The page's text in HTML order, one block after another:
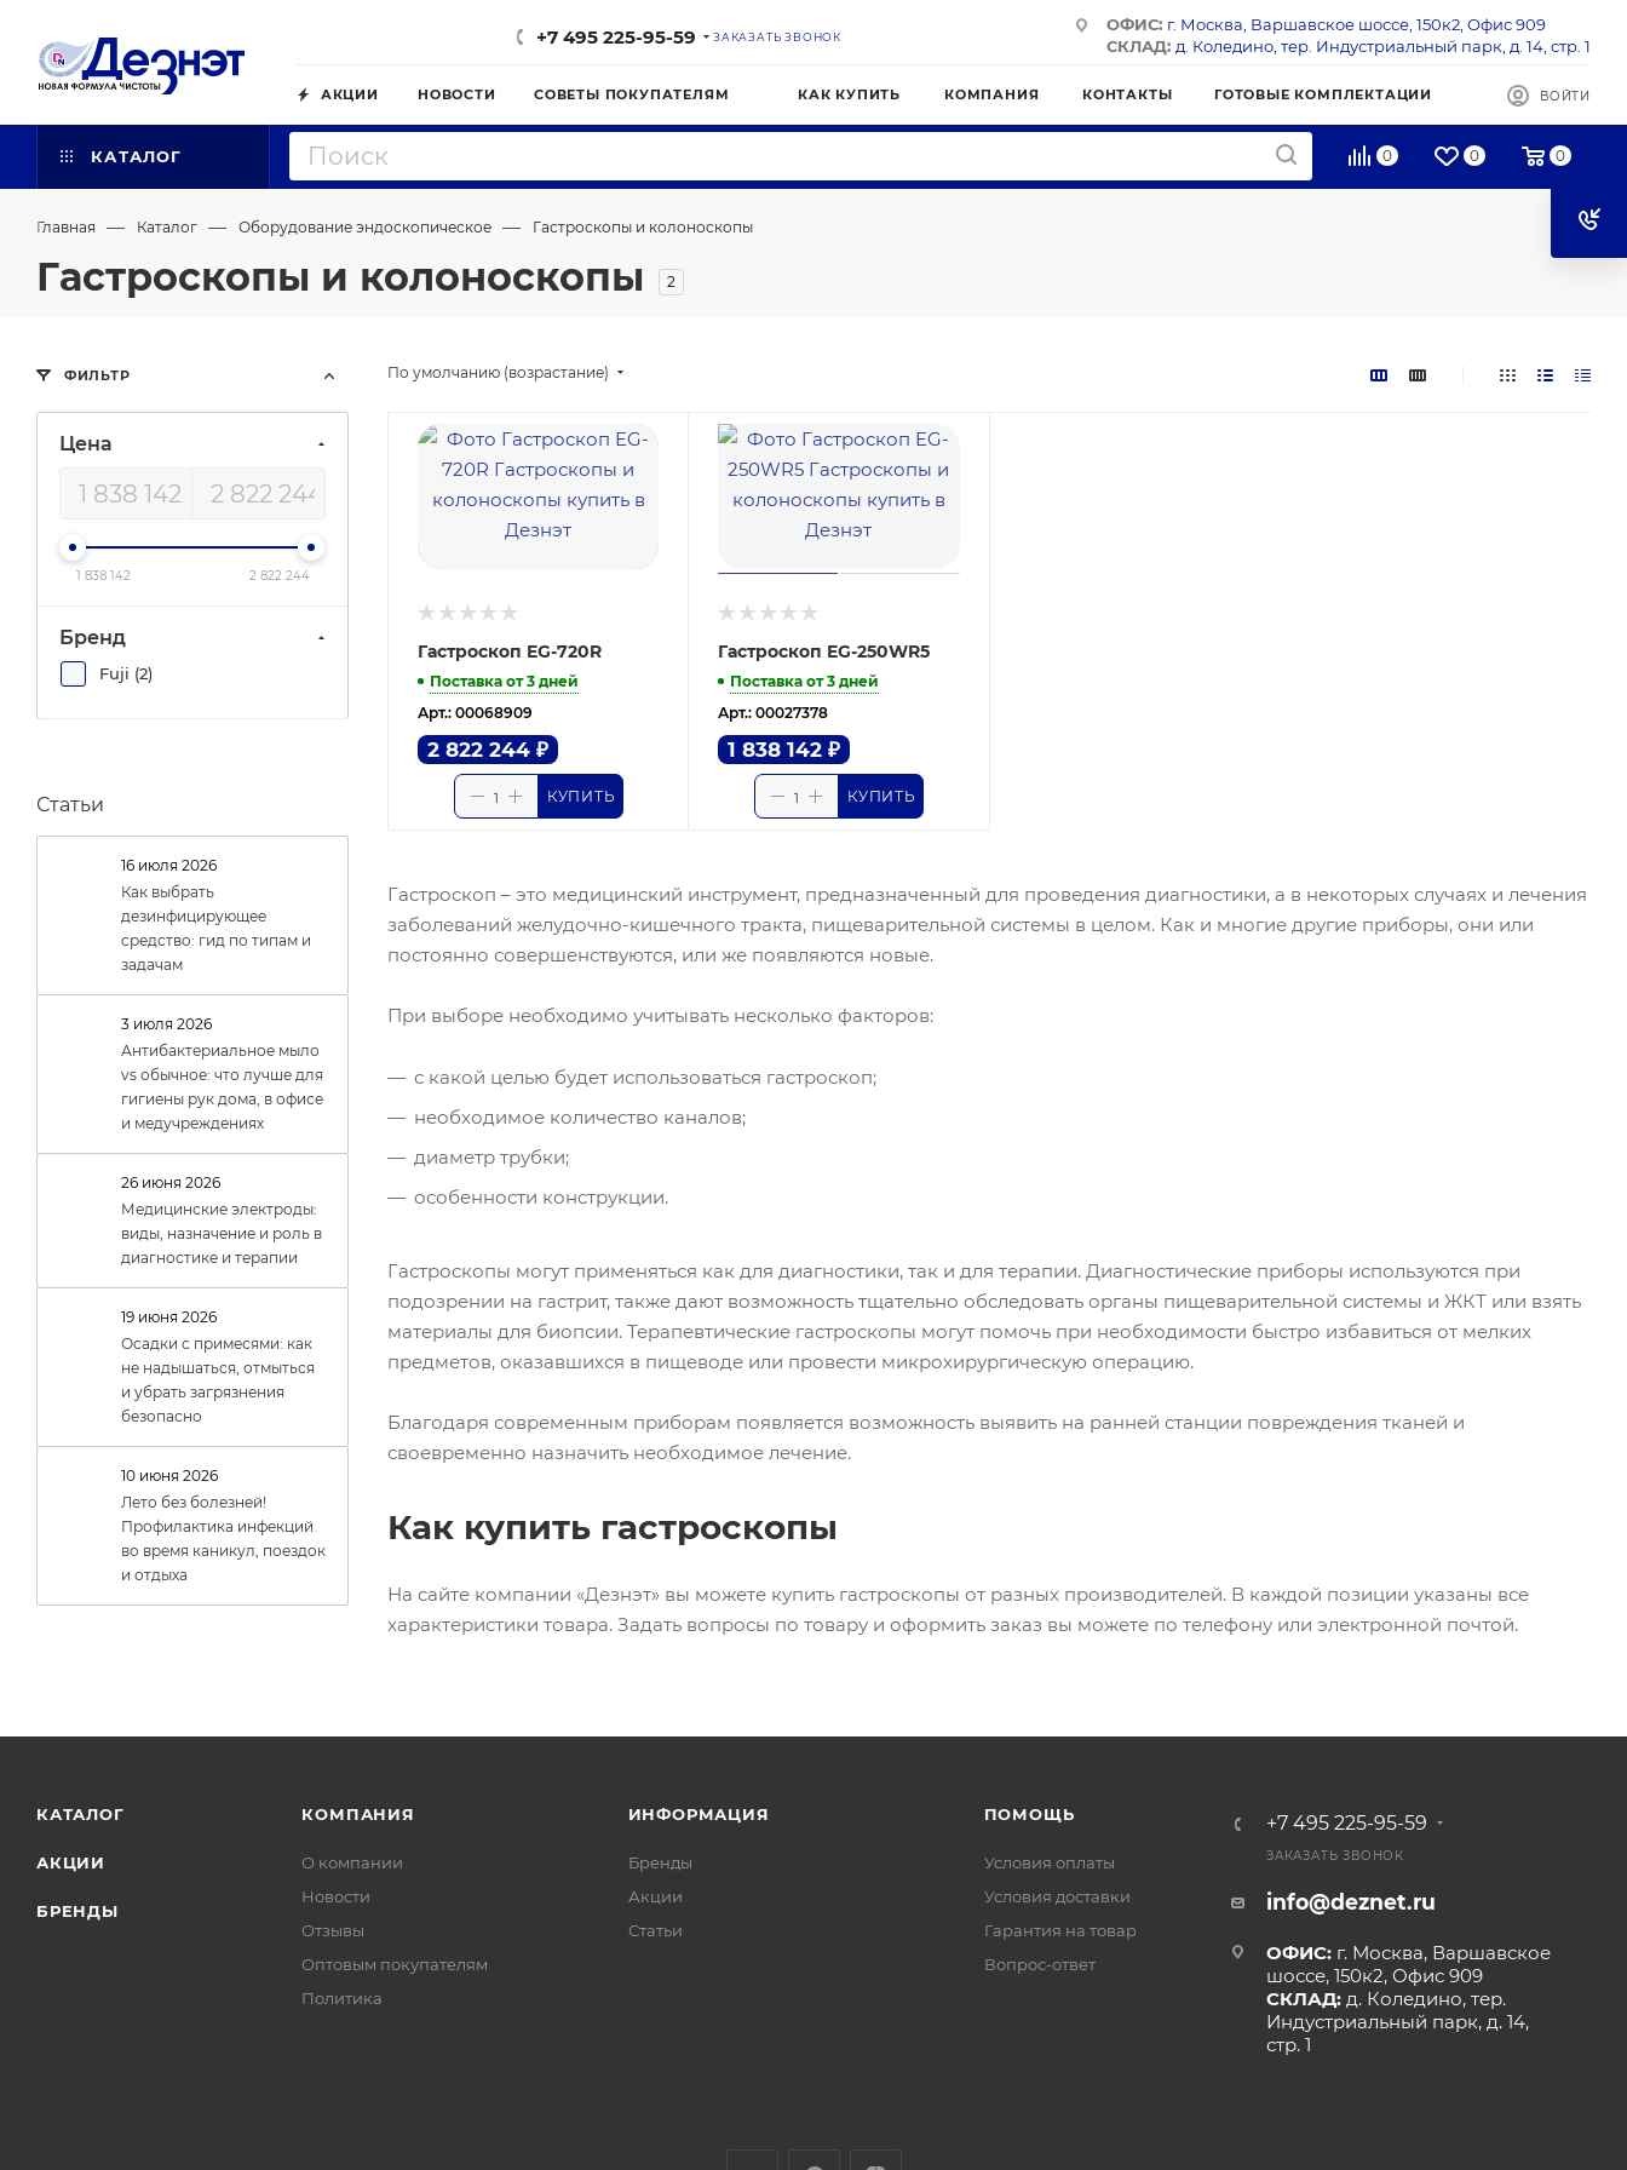
+7 495 225-95-59 ЗАКАЗАТЬ ЗВОНОК
ОФИС: г. Москва, Варшавское шоссе, 150к2, Офис 909
СКЛАД: д. Коледино, тер. Индустриальный парк, д. 14, стр. 1
АКЦИИ НОВОСТИ СОВЕТЫ ПОКУПАТЕЛЯМ КАК КУПИТЬ КОМПАНИЯ КОНТАКТЫ ГОТОВЫЕ КОМПЛЕКТАЦИИ ВОЙТИ
КАТАЛОГ 0 0 0
Главная — Каталог — Оборудование эндоскопическое — Гастроскопы и колоноскопы
Гастроскопы и колоноскопы 2
По умолчанию (возрастание)
Гастроскоп EG-720R
Поставка от 3 дней
Арт.: 00068909
2 822 244 ₽
КУПИТЬ
Гастроскоп EG-250WR5
Поставка от 3 дней
Арт.: 00027378
1 838 142 ₽
КУПИТЬ
Гастроскоп – это медицинский инструмент, предназначенный для проведения диагностики, а в некоторых случаях и лечения
заболеваний желудочно-кишечного тракта, пищеварительной системы в целом. Как и многие другие приборы, они или
постоянно совершенствуются, или же появляются новые.
При выборе необходимо учитывать несколько факторов:
с какой целью будет использоваться гастроскоп;
необходимое количество каналов;
диаметр трубки;
особенности конструкции.
Гастроскопы могут применяться как для диагностики, так и для терапии. Диагностические приборы используются при
подозрении на гастрит, также дают возможность тщательно обследовать органы пищеварительной системы и ЖКТ или взять
материалы для биопсии. Терапевтические гастроскопы могут помочь при необходимости быстро избавиться от мелких
предметов, оказавшихся в пищеводе или провести микрохирургическую операцию.
Благодаря современным приборам появляется возможность выявить на ранней станции повреждения тканей и
своевременно назначить необходимое лечение.
Как купить гастроскопы
На сайте компании «Дезнэт» вы можете купить гастроскопы от разных производителей. В каждой позиции указаны все
характеристики товара. Задать вопросы по товару и оформить заказ вы можете по телефону или электронной почтой.
ФИЛЬТР
Цена
1 838 142 2 822 244
Бренд
Fuji (2)
Статьи
16 июля 2026
Как выбрать
дезинфицирующее
средство: гид по типам и
задачам
3 июля 2026
Антибактериальное мыло
vs обычное: что лучше для
гигиены рук дома, в офисе
и медучреждениях
26 июня 2026
Медицинские электроды:
виды, назначение и роль в
диагностике и терапии
19 июня 2026
Осадки с примесями: как
не надышаться, отмыться
и убрать загрязнения
безопасно
10 июня 2026
Лето без болезней!
Профилактика инфекций
во время каникул, поездок
и отдыха
КАТАЛОГ
АКЦИИ
БРЕНДЫ
КОМПАНИЯ
О компании
Новости
Отзывы
Оптовым покупателям
Политика
ИНФОРМАЦИЯ
Бренды
Акции
Статьи
ПОМОЩЬ
Условия оплаты
Условия доставки
Гарантия на товар
Вопрос-ответ
+7 495 225-95-59
ЗАКАЗАТЬ ЗВОНОК
info@deznet.ru
ОФИС: г. Москва, Варшавское
шоссе, 150к2, Офис 909
СКЛАД: д. Коледино, тер.
Индустриальный парк, д. 14,
стр. 1